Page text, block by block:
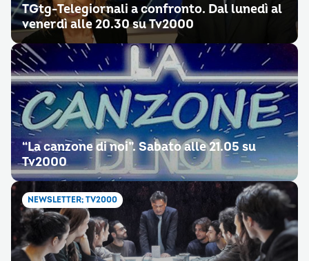
TGtg-Telegiornali a confronto. Dal lunedì al
venerdì alle 20.30 su Tv2000
“La canzone di noi”. Sabato alle 21.05 su
Tv2000
NEWSLETTER; TV2000